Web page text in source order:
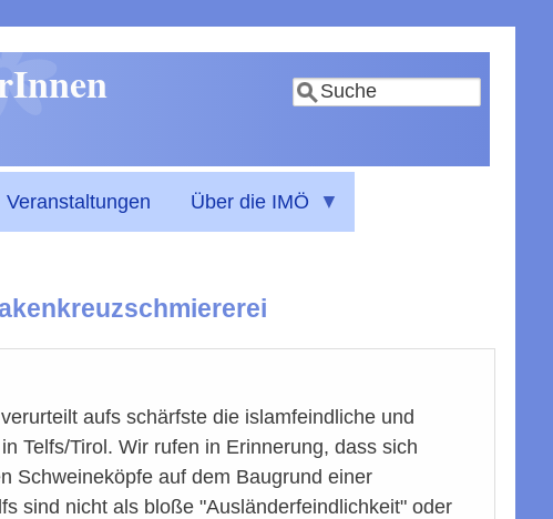
Suche
Veranstaltungen Über die IMÖ
aufs schärfste die islamfeindliche und
Telfs/Tirol. Wir rufen in Erinnerung, dass sich
Schweineköpfe auf dem Baugrund einer
sind nicht als bloße "Ausländerfeindlichkeit" oder